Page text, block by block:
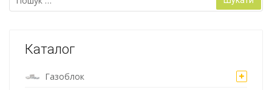
Каталог
Газоблок